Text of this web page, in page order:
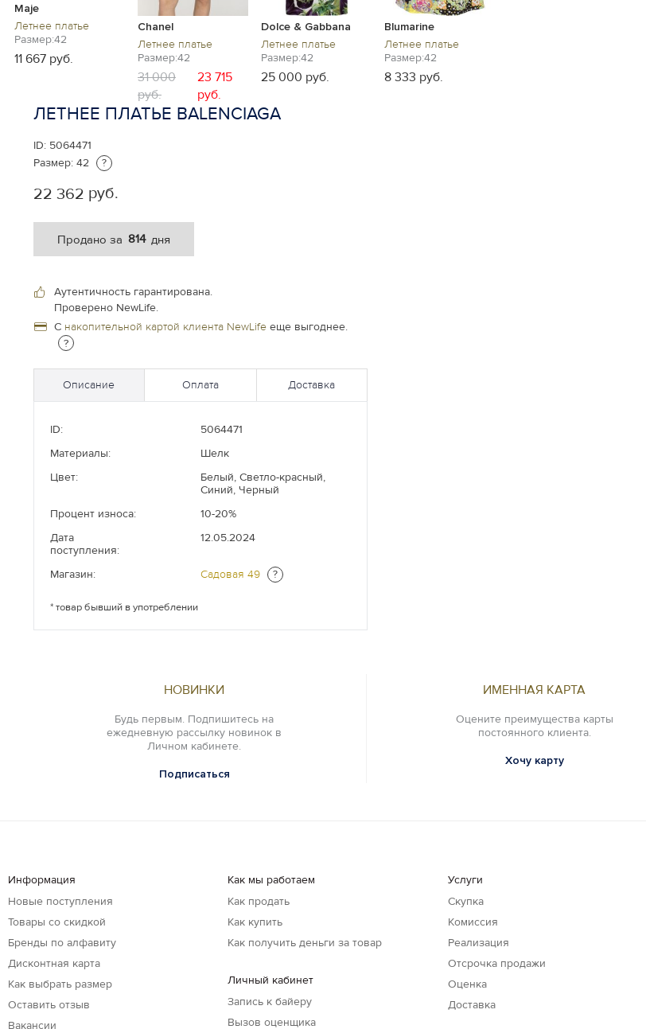
Maje
Летнее платье
Размер:42
11 667 руб.
Chanel
Летнее платье
Размер:42
31 000
руб.
23 715
руб.
Dolce & Gabbana
Летнее платье
Размер:42
25 000 руб.
Blumarine
Летнее платье
Размер:42
8 333 руб.
ЛЕТНЕЕ ПЛАТЬЕ BALENCIAGA
ID: 5064471
Размер: 42 ?
22 362 руб.
Продано за 814 дня
Аутентичность гарантирована.
Проверено NewLife.
С накопительной картой клиента NewLife еще выгоднее.
?
Описание Оплата Доставка
ID:
5064471
Материалы:
Шелк
Цвет:
Белый, Светло-красный,
Синий, Черный
Процент износа:
10-20%
Дата
поступления:
12.05.2024
Магазин: Садовая 49 ?
* товар бывший в употреблении
НОВИНКИ
Будь первым. Подпишитесь на
ежедневную рассылку новинок в
Личном кабинете.
Подписаться
ИМЕННАЯ КАРТА
Оцените преимущества карты
постоянного клиента.
Хочу карту
Информация
Новые поступления
Товары со скидкой
Бренды по алфавиту
Дисконтная карта
Как выбрать размер
Оставить отзыв
Вакансии
Как мы работаем
Как продать
Как купить
Как получить деньги за товар
Личный кабинет
Запись к байеру
Вызов оценщика
Услуги
Скупка
Комиссия
Реализация
Отсрочка продажи
Оценка
Доставка